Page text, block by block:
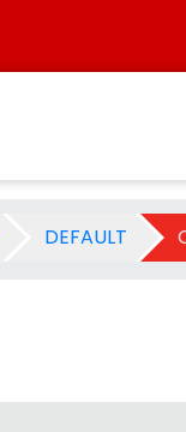
-
DEFAULT